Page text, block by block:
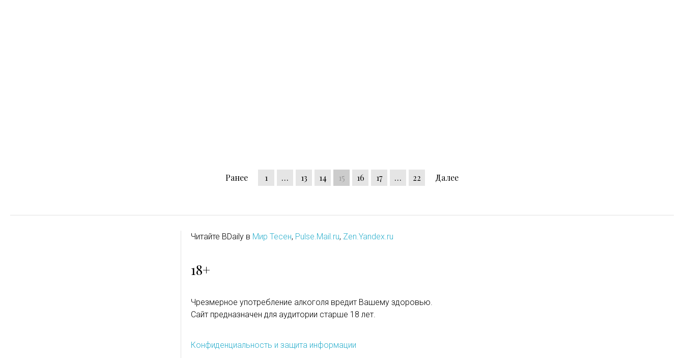
Ранее 1 … 13 14 15 16 17 … 22 Далее
Читайте BDaily в Мир Тесен, Pulse.Mail.ru, Zen.Yandex.ru
18+
Чрезмерное употребление алкоголя вредит Вашему здоровью.
Сайт предназначен для аудитории старше 18 лет.
Конфиденциальность и защита информации